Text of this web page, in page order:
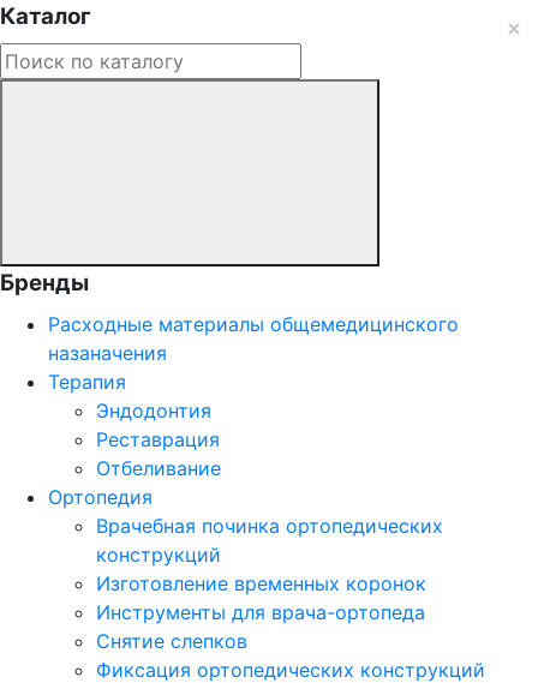
Каталог
Бренды
Расходные материалы общемедицинского
назаначения
Терапия
Эндодонтия
Реставрация
Отбеливание
Ортопедия
Врачебная починка ортопедических
конструкций
Изготовление временных коронок
Инструменты для врача-ортопеда
Снятие слепков
Фиксация ортопедических конструкций